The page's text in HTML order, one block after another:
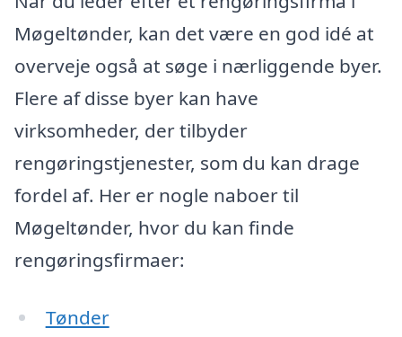
Møgeltønder, kan det være en god idé at
overveje også at søge i nærliggende byer.
Flere af disse byer kan have
virksomheder, der tilbyder
rengøringstjenester, som du kan drage
fordel af. Her er nogle naboer til
Møgeltønder, hvor du kan finde
rengøringsfirmaer:
Tønder